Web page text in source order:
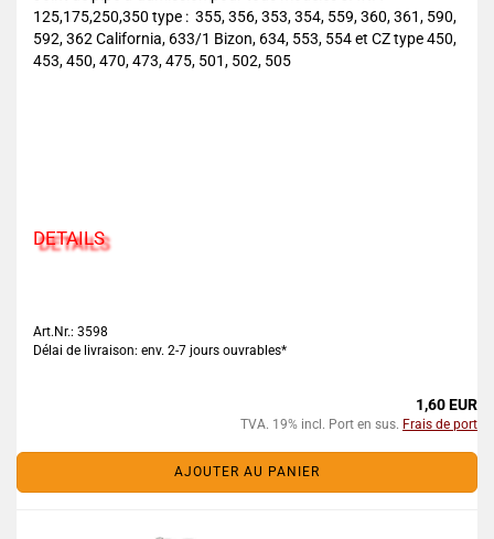
125,175,250,350 type : 355, 356, 353, 354, 559, 360, 361, 590,
592, 362 California, 633/1 Bizon, 634, 553, 554 et CZ type 450,
453, 450, 470, 473, 475, 501, 502, 505
DETAILS
Art.Nr.: 3598
Délai de livraison: env. 2-7 jours ouvrables*
1,60 EUR
TVA. 19% incl. Port en sus. Frais de port
AJOUTER AU PANIER